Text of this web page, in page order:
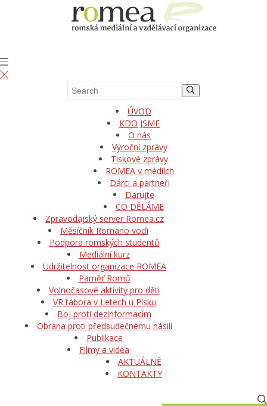
ÚVOD
KDO JSME
O nás
Výroční zprávy
Tiskové zprávy
ROMEA v médiích
Dárci a partneři
Darujte
CO DĚLÁME
Zpravodajský server Romea.cz
Měsíčník Romano voďi
Podpora romských studentů
Mediální kurz
Udržitelnost organizace ROMEA
Paměť Romů
Volnočasové aktivity pro děti
VR tábora v Letech u Písku
Boj proti dezinformacím
Obrana proti předsudečnému násilí
Publikace
Filmy a videa
AKTUÁLNĚ
KONTAKTY